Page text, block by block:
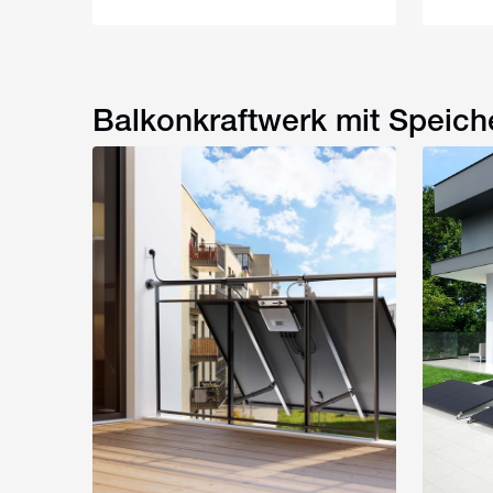
Balkonkraftwerk mit